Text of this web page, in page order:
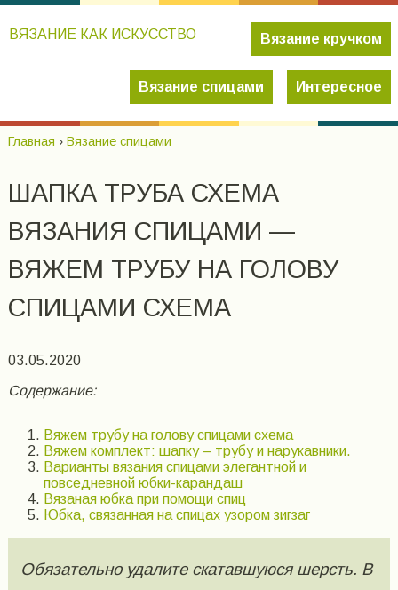
ВЯЗАНИЕ КАК ИСКУССТВО Вязание кручком
Вязание спицами Интересное
Главная › Вязание спицами
ШАПКА ТРУБА СХЕМА
ВЯЗАНИЯ СПИЦАМИ —
ВЯЖЕМ ТРУБУ НА ГОЛОВУ
СПИЦАМИ СХЕМА
03.05.2020
Содержание:
Вяжем трубу на голову спицами схема
Вяжем комплект: шапку – трубу и нарукавники.
Варианты вязания спицами элегантной и
повседневной юбки-карандаш
Вязаная юбка при помощи спиц
Юбка, связанная на спицах узором зигзаг
Обязательно удалите скатавшуюся шерсть. В